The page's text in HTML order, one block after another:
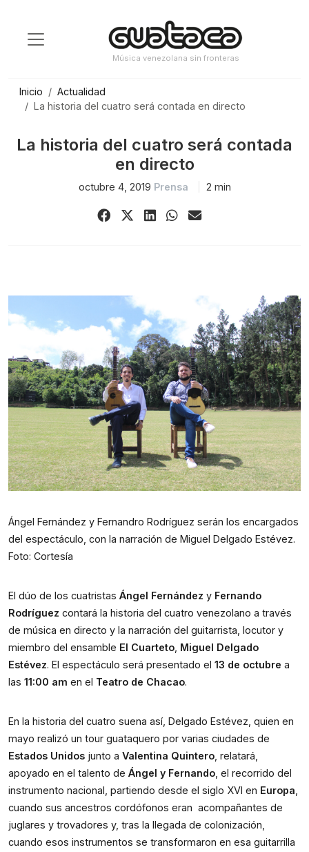
contenido
Música venezolana sin fronteras
Inicio
Actualidad
La historia del cuatro será contada en directo
La historia del cuatro será contada
en directo
octubre 4, 2019 Prensa 2 min
Share Share ShareShareShare
Ángel Fernández y Fernandro Rodríguez serán los encargados
del espectáculo, con la narración de Miguel Delgado Estévez.
Foto: Cortesía
El dúo de los cuatristas Ángel Fernández y Fernando
Rodríguez contará la historia del cuatro venezolano a través
de música en directo y la narración del guitarrista, locutor y
miembro del ensamble El Cuarteto Miguel Delgado
Estévez. El espectáculo será presentado el 13 de octubre a
las 11:00 am en el Teatro de Chacao.
En la historia del cuatro suena así, Delgado Estévez, quien en
Estados Unidos junto a Valentina Quintero , relatará,
apoyado en el talento de Ángel y Fernando , el recorrido del
instrumento nacional, partiendo desde el siglo XVI en Europa
cuando sus ancestros cordófonos eran  acompañantes de
juglares y trovadores y, tras la llegada de colonización,
cuando esos instrumentos se transformaron en esa guitarrilla